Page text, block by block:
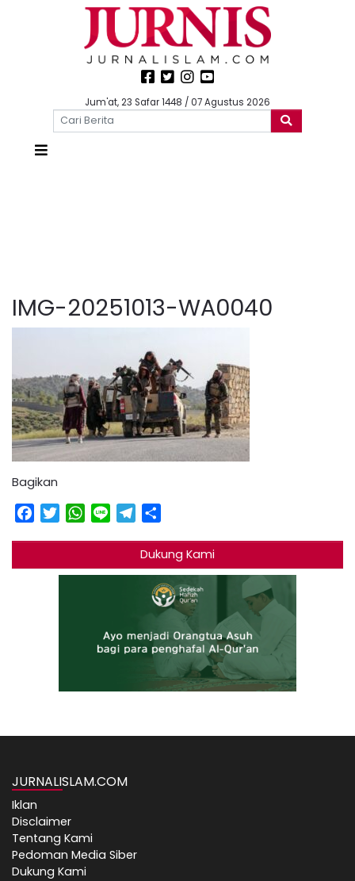
Jum'at, 23 Safar 1448 / 07 Agustus 2026
IMG-20251013-WA0040
Bagikan
Facebook
TwitterWhatsApp
Line Telegram
Dukung Kami
JURNALISLAM.COM
Iklan
Disclaimer
Tentang Kami
Pedoman Media Siber
Dukung Kami